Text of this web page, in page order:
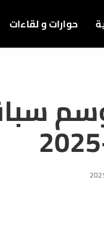
حوارات و لقاءات